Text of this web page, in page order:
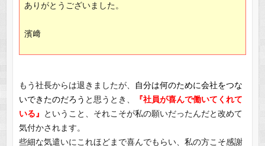
ありがとうございました。
濱﨑
もう社長からは退きましたが、
自分は何のために会社をつな
いできたのだろう と思うとき、
『社員が喜んで働いてくれて
いる』
ということ、それこそが私の願いだったんだと改めて
気付かされます。
些細な気遣いにこれほどまで喜んでもらい、私の方こそ感謝